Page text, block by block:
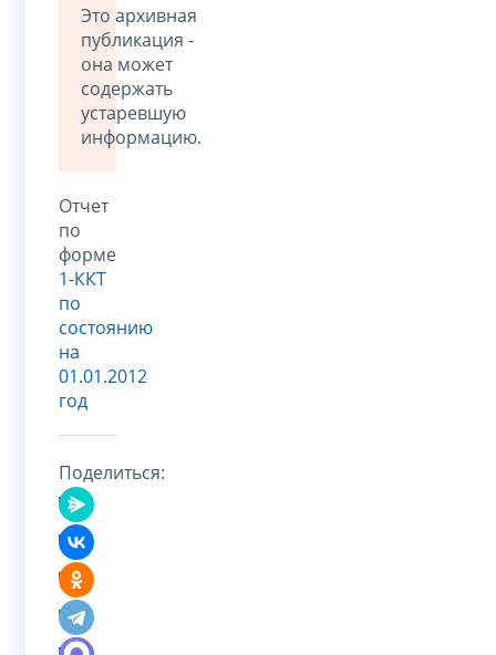
Это архивная
публикация -
она может
содержать
устаревшую
информацию.
Отчет
по
форме
1-ККТ
по
состоянию
на
01.01.2012
год
Поделиться: